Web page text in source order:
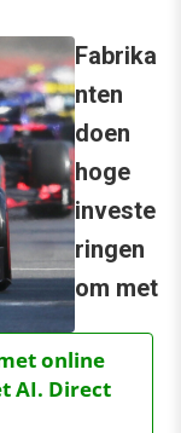
online
AI. Direct
Fabrika
nten
doen
hoge
investe
ringen
om met